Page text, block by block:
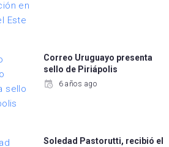
Correo Uruguayo presenta
sello de Piriápolis
6 años ago
Soledad Pastorutti, recibió el